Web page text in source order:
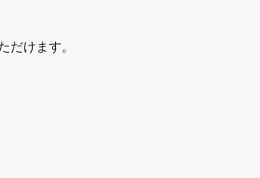
だけます。